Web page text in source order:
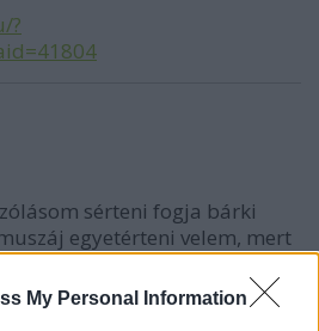
My Personal Information
?
sérteni fogja bárki
egyetérteni velem, mert
és független Mr. Jupiter
ez pont akkora pálfordulás,
a Fideszbe vagy Orbán az